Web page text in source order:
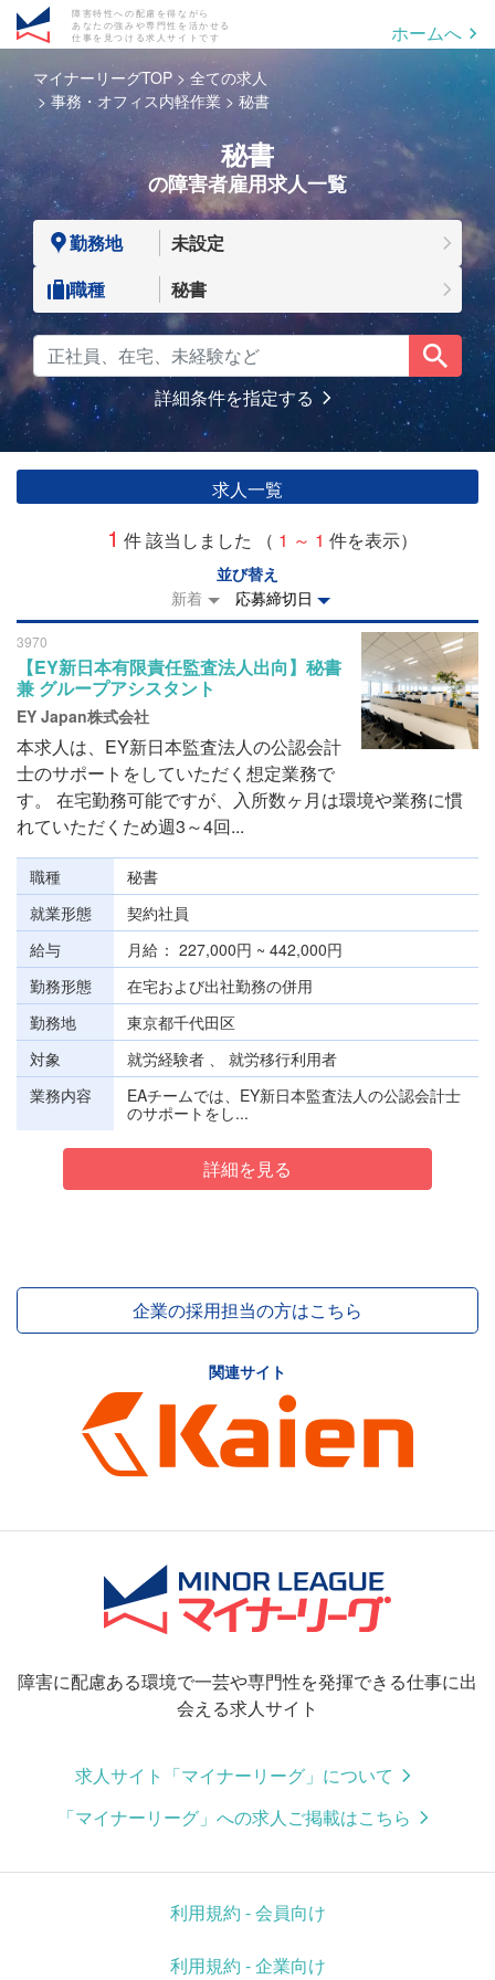
障害特性への配慮を得ながら
あなたの強みや専門性を活かせる
仕事を見つける求人サイトです
ホームへ
マイナーリーグTOP
全ての求人
事務・オフィス内軽作業
秘書
秘書
の障害者雇用求人一覧
勤務地
未設定
職種
秘書
詳細条件を指定する
求人一覧
1 件 該当しました （ 1 ～ 1 件を表示）
並び替え
新着
応募締切日
3970
【EY新日本有限責任監査法人出向】秘書
兼 グループアシスタント
EY Japan株式会社
本求人は、EY新日本監査法人の公認会計
士のサポートをしていただく想定業務で
す。 在宅勤務可能ですが、入所数ヶ月は環境や業務に慣
れていただくため週3～4回...
職種
秘書
就業形態
契約社員
給与
月給
227,000円 ~ 442,000円
勤務形態
在宅および出社勤務の併用
勤務地
東京都千代田区
対象
就労経験者 、 就労移行利用者
業務内容
EAチームでは、EY新日本監査法人の公認会計士
のサポートをし...
詳細を見る
企業の採用担当の方はこちら
関連サイト
障害に配慮ある環境で一芸や専門性を発揮できる仕事に出
会える求人サイト
求人サイト「マイナーリーグ」について
「マイナーリーグ」への求人ご掲載はこちら
利用規約 - 会員向け
利用規約 - 企業向け